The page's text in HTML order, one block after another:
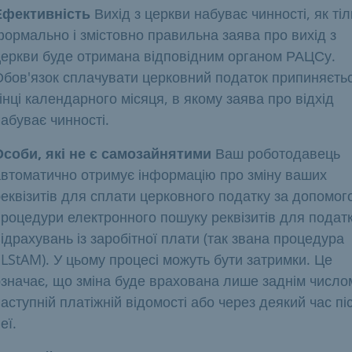
Вихід з церкви набуває чинності, як
і змістовно правильна заява про вихід з
буде отримана відповідним органом РАЦСу.
сплачувати церковний податок
календарного місяця, в якому заява про відхід
чинності.
які не є самозайнятими Ваш роботодавець
отримує інформацію про зміну ваших
для сплати церковного податку за
електронного пошуку реквізитів для
із заробітної плати (так звана процедура
У цьому процесі можуть бути затримки. Це
що зміна буде врахована лише заднім
платіжній відомості або через деякий час